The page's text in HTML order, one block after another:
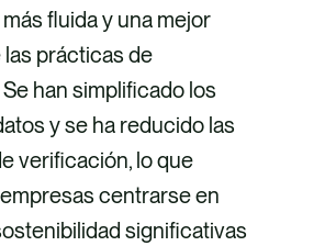
fluida y una mejor
prácticas de
han simplificado los
y se ha reducido las
verificación, lo que
centrarse en
significativas